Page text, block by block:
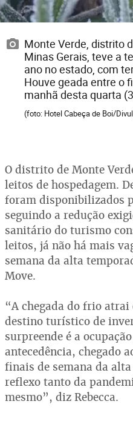
Monte Verde, distrito
Minas Gerais, teve a
ano no estado, com
Houve geada entre o
manhã desta quarta
(foto: Hotel Cabeça de Boi/
O distrito de Monte
leitos de hospedagem.
foram disponibilizados
seguindo a redução
sanitário do turismo
leitos, já não há mais
semana da alta
Move.
“A chegada do frio
destino turístico de
surpreende é a
antecedência, chegado
finais de semana da
reflexo tanto da
mesmo”, diz Rebecca.